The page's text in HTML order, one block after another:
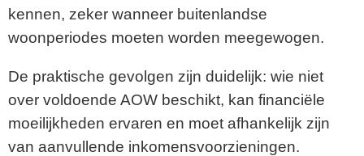
kennen, zeker wanneer buitenlandse
woonperiodes moeten worden meegewogen.
De praktische gevolgen zijn duidelijk: wie niet
over voldoende AOW beschikt, kan financiële
moeilijkheden ervaren en moet afhankelijk zijn
van aanvullende inkomensvoorzieningen.